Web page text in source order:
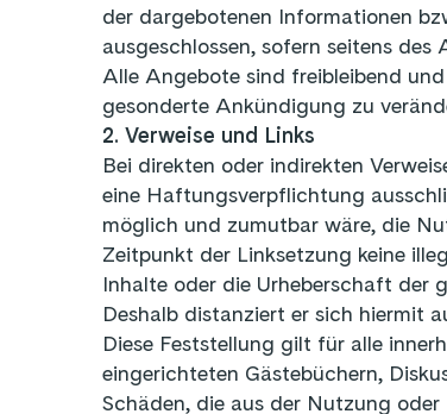
der dargebotenen Informationen
ausgeschlossen, sofern seitens
Alle Angebote sind freibleibend
gesonderte Ankündigung zu
2. Verweise und Links
Bei direkten oder indirekten
eine Haftungsverpflichtung
möglich und zumutbar wäre, die
Zeitpunkt der Linksetzung keine
Inhalte oder die Urheberschaft der
Deshalb distanziert er sich hiermit
Diese Feststellung gilt für alle
eingerichteten Gästebüchern,
Schäden, die aus der Nutzung